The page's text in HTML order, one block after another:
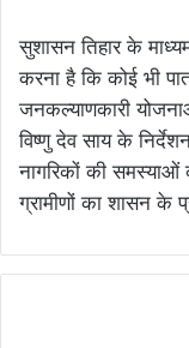
सुशासन तिहार के
करना है कि कोई भी
जनकल्याणकारी
विष्णु देव साय के
नागरिकों की समस्याओं
ग्रामीणों का शासन के